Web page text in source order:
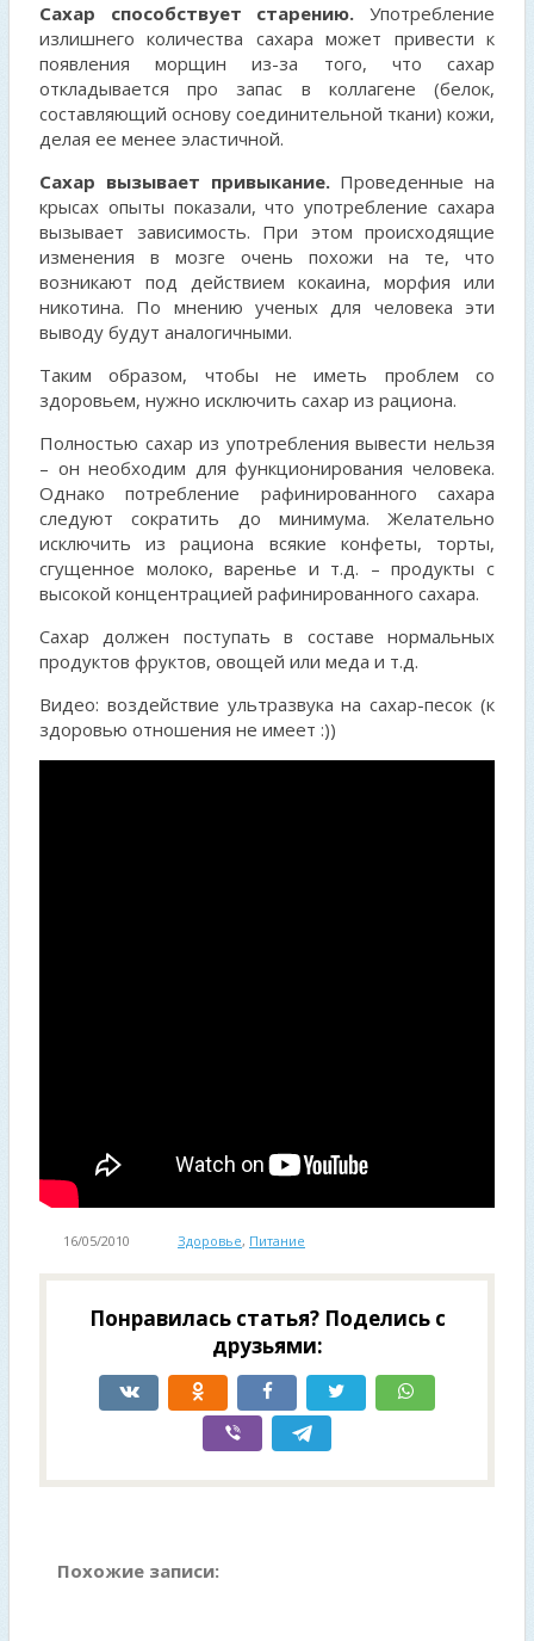
Сахар способствует старению. Употребление
излишнего количества сахара может привести к
появления морщин из-за того, что сахар
откладывается про запас в коллагене (белок,
составляющий основу соединительной ткани) кожи,
делая ее менее эластичной.
Сахар вызывает привыкание.Проведенные на
крысах опыты показали, что употребление сахара
вызывает зависимость. При этом происходящие
изменения в мозге очень похожи на те, что
возникают под действием кокаина, морфия или
никотина. По мнению ученых для человека эти
выводу будут аналогичными.
Таким образом, чтобы не иметь проблем со
здоровьем, нужно исключить сахар из рациона.
Полностью сахар из употребления вывести нельзя
– он необходим для функционирования человека.
Однако потребление рафинированного сахара
следуют сократить до минимума. Желательно
исключить из рациона всякие конфеты, торты,
сгущенное молоко, варенье и т.д. – продукты с
высокой концентрацией рафинированного сахара.
Сахар должен поступать в составе нормальных
продуктов фруктов, овощей или меда и т.д.
Видео: воздействие ультразвука на сахар-песок (к
здоровью отношения не имеет :))
16/05/2010 Здоровье, Питание
Понравилась статья? Поделись с
друзьями:
Похожие записи: